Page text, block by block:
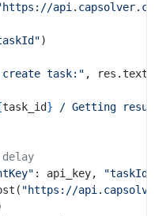
api.capsolver.com/
)
task:" , res.text)
task_id} / Getting
: api_key, "taskId"
"https://